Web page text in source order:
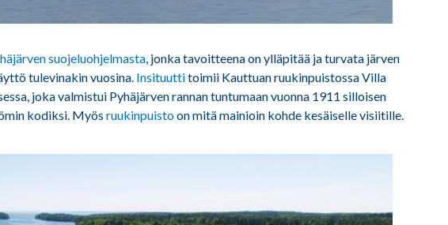
suojeluohjelmasta, jonka tavoitteena on ylläpitää ja turvata järven
tulevinakin vuosina. Insituuttitoimii Kauttuan ruukinpuistossa Villa
joka valmistui Pyhäjärven rannan tuntumaan vuonna 1911 silloisen
kodiksi. Myös ruukinpuistoon mitä mainioin kohde kesäiselle visiitille.